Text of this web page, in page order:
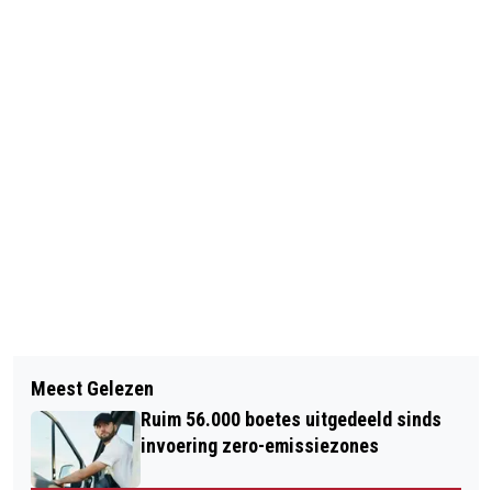
VRACHTWAGEN RAMT VIADUCT
PHELPS IN DE PRIJZEN ONDANKS
SCHORSING
Meest Gelezen
Ruim 56.000 boetes uitgedeeld sinds
invoering zero-emissiezones